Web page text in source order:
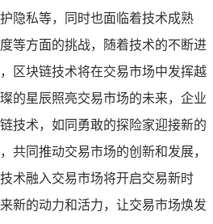
隐私等，同时也面临着技术成熟
等方面的挑战，随着技术的不断进
区块链技术将在交易市场中发挥越
的星辰照亮交易市场的未来，企业
技术，如同勇敢的探险家迎接新的
共同推动交易市场的创新和发展，
术融入交易市场将开启交易新时
新的动力和活力，让交易市场焕发